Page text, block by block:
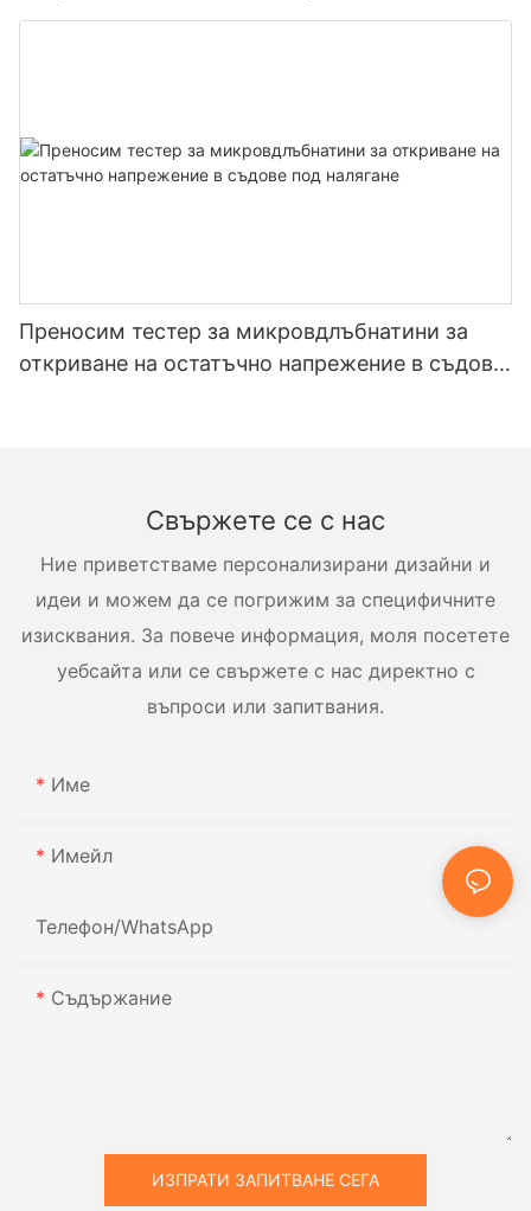
напрежение - Zhanghua Dryer
Преносим тестер за микровдлъбнатини за
откриване на остатъчно напрежение в съдове
Свържете се с нас
Ние приветстваме персонализирани дизайни и
идеи и можем да се погрижим за специфичните
изисквания. За повече информация, моля посетете
уебсайта или се свържете с нас директно с
въпроси или запитвания.
Име
Имейл
Телефон/WhatsApp
Съдържание
ИЗПРАТИ ЗАПИТВАНЕ СЕГА